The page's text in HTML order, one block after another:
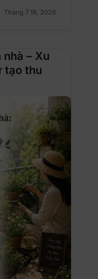
Tháng 7 19, 2026
– Xu
tạo thu